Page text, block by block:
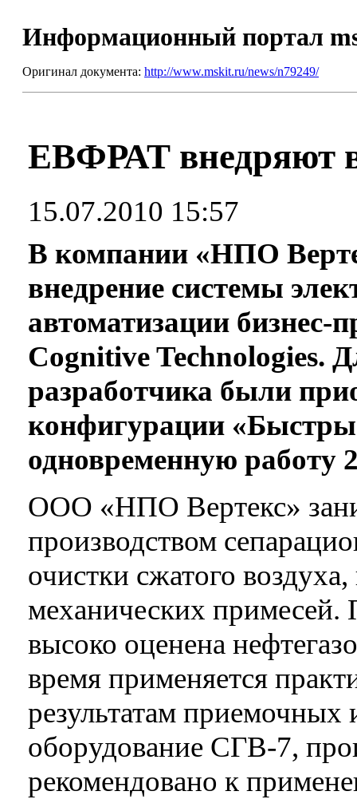
Информационный портал
Оригинал документа: http://www.mskit.ru/news/n79249/
ЕВФРАТ внедряют
15.07.2010 15:57
В компании «НПО
внедрение системы
автоматизации
Cognitive Technologies.
разработчика были
конфигурации
одновременную работу
ООО «НПО Вертекс»
производством
очистки сжатого
механических
высоко оценена
время применяется
результатам
оборудование СГВ-7,
рекомендовано к